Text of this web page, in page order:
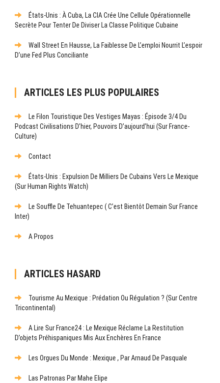
États-Unis : À Cuba, La CIA Crée Une Cellule Opérationnelle
Secrète Pour Tenter De Diviser La Classe Politique Cubaine
Wall Street En Hausse, La Faiblesse De L’emploi Nourrit L’espoir
D’une Fed Plus Conciliante
ARTICLES LES PLUS POPULAIRES
Le Filon Touristique Des Vestiges Mayas : Épisode 3/4 Du
Podcast Civilisations D’hier, Pouvoirs D’aujourd’hui (sur France-
Culture)
Contact
États-Unis : Expulsion De Milliers De Cubains Vers Le Mexique
(sur Human Rights Watch)
Le Souffle De Tehuantepec ( C’est Bientôt Demain Sur France
Inter)
A Propos
ARTICLES HASARD
Tourisme Au Mexique : Prédation Ou Régulation ? (Sur Centre
Tricontinental)
A Lire Sur France24 : Le Mexique Réclame La Restitution
D’objets Préhispaniques Mis Aux Enchères En France
Les Orgues Du Monde : Mexique , Par Arnaud De Pasquale
Las Patronas Par Mahe Elipe